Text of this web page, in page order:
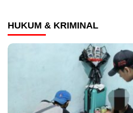
HUKUM & KRIMINAL